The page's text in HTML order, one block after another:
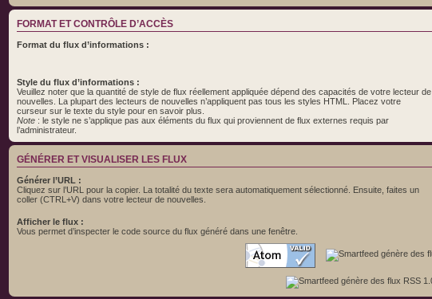
FORMAT ET CONTRÔLE D’ACCÈS
Format du flux d’informations :
Style du flux d’informations :
Veuillez noter que la quantité de style de flux réellement appliquée dépend des capacités de votre lecteur de
nouvelles. La plupart des lecteurs de nouvelles n’appliquent pas tous les styles HTML. Placez votre
curseur sur le texte du style pour en savoir plus.
Note : le style ne s’applique pas aux éléments du flux qui proviennent de flux externes requis par
l’administrateur.
GÉNÉRER ET VISUALISER LES FLUX
Générer l’URL :
Cliquez sur l’URL pour la copier. La totalité du texte sera automatiquement sélectionné. Ensuite, faites un
coller (CTRL+V) dans votre lecteur de nouvelles.
Afficher le flux :
Vous permet d’inspecter le code source du flux généré dans une fenêtre.